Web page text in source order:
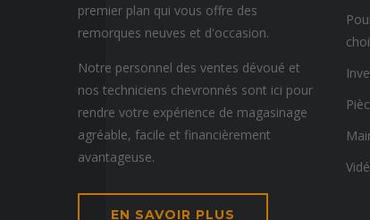
premier plan qui vous offre des
remorques neuves et d'occasion.
Notre personnel des ventes dévoué et
nos techniciens chevronnés sont ici pour
rendre votre expérience de magasinage
agréable, facile et financièrement
avantageuse.
EN SAVOIR PLUS